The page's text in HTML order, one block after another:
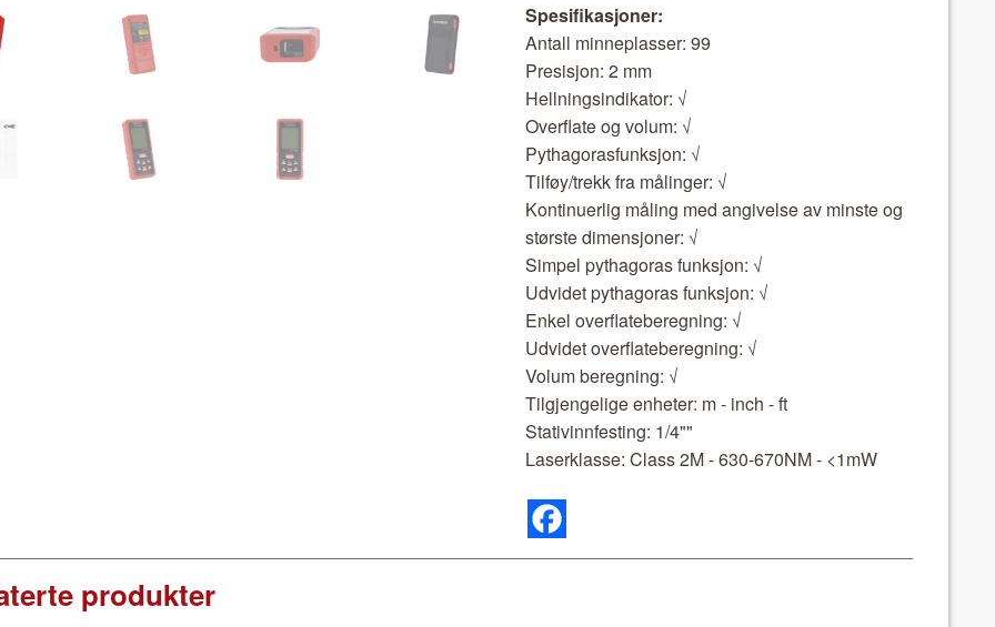
Spe­si­fikasjon­er:
Antall min­neplass­er: 99
Pre­sisjon: 2 mm
Hell­ningsindika­tor: √
Over­flate og volum: √
Pythago­ras­funksjon: √
Tilføy/trekk fra målinger: √
Kon­tin­uerlig måling med angivelse av min­ste og
største dimen­sjon­er: √
Sim­pel pythago­ras funksjon: √
Udvidet pythago­ras funksjon: √
Enkel over­flate­bereg­n­ing: √
Udvidet over­flate­bereg­n­ing: √
Volum bereg­n­ing: √
Tilgjen­gelige enheter: m - inch - ft
Sta­tivin­n­fest­ing: 1/4""
Laserk­lasse: Class 2M - 630-670NM - <1mW
produkter